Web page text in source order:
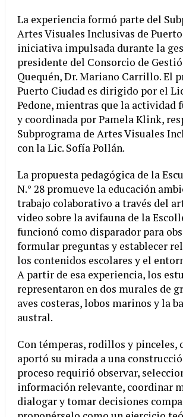
La experiencia formó parte del
Artes Visuales Inclusivas de
iniciativa impulsada durante la
presidente del Consorcio de
Quequén, Dr. Mariano Carrillo. El
Puerto Ciudad es dirigido por el
Pedone, mientras que la actividad
y coordinada por Pamela Klink,
Subprograma de Artes Visuales
con la Lic. Sofía Pollán.
La propuesta pedagógica de la
N.° 28 promueve la educación
trabajo colaborativo a través del
video sobre la avifauna de la
funcionó como disparador para
formular preguntas y establecer
los contenidos escolares y el
A partir de esa experiencia, los
representaron en dos murales de
aves costeras, lobos marinos y la
austral.
Con témperas, rodillos y pinceles,
aportó su mirada a una
proceso requirió observar,
información relevante, coordinar
dialogar y tomar decisiones